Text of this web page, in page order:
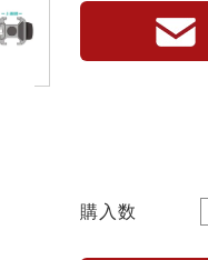
購入数